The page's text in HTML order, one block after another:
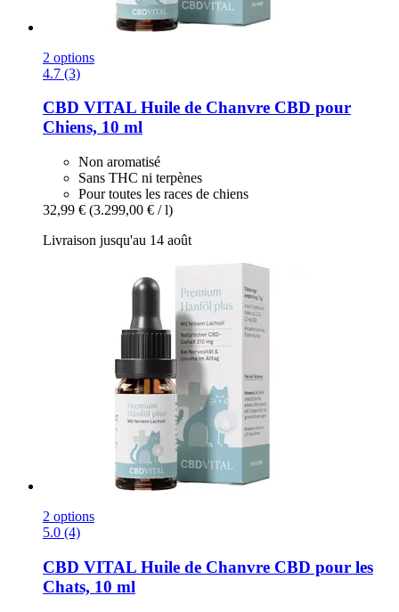
2 options
4.7 (3)
CBD VITAL Huile de Chanvre CBD pour
Chiens, 10 ml
Non aromatisé
Sans THC ni terpènes
Pour toutes les races de chiens
32,99 € (3.299,00 € / l)
Livraison jusqu'au 14 août
2 options
5.0 (4)
CBD VITAL Huile de Chanvre CBD pour les
Chats, 10 ml